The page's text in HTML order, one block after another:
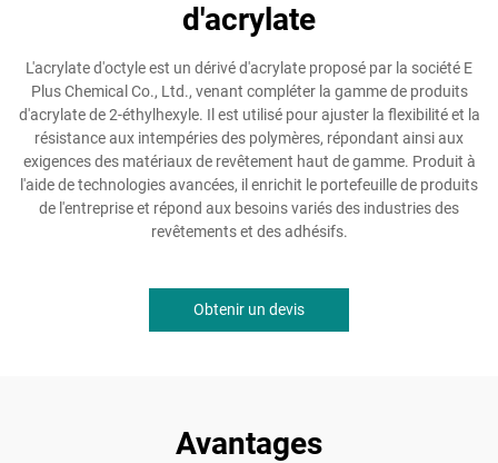
d'acrylate
L'acrylate d'octyle est un dérivé d'acrylate proposé par la société E
Plus Chemical Co., Ltd., venant compléter la gamme de produits
d'acrylate de 2-éthylhexyle. Il est utilisé pour ajuster la flexibilité et la
résistance aux intempéries des polymères, répondant ainsi aux
exigences des matériaux de revêtement haut de gamme. Produit à
l'aide de technologies avancées, il enrichit le portefeuille de produits
de l'entreprise et répond aux besoins variés des industries des
revêtements et des adhésifs.
Obtenir un devis
Avantages